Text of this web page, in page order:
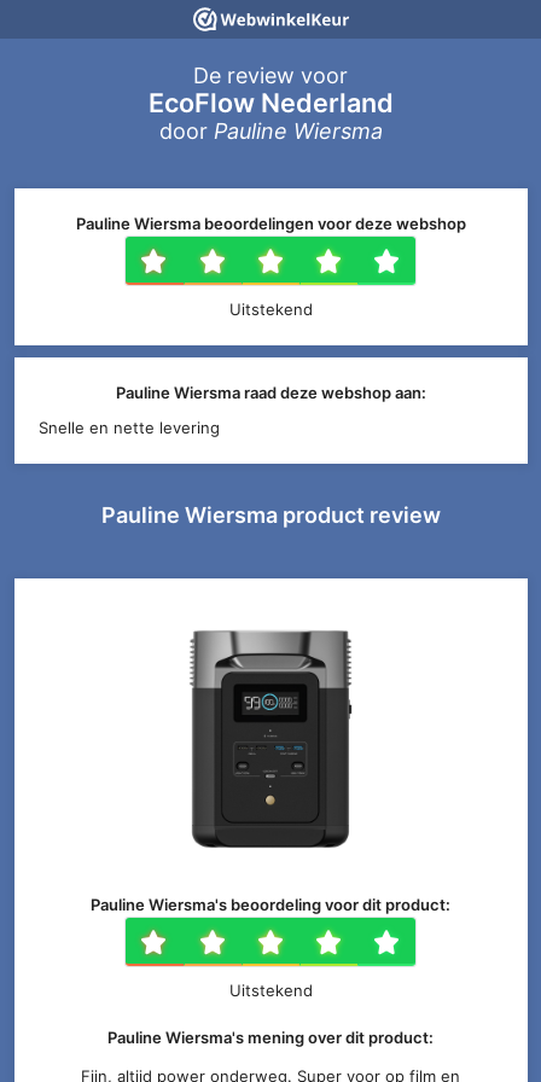
De review voor
EcoFlow Nederland
door Pauline Wiersma
Pauline Wiersma beoordelingen voor deze webshop
4
3 sterren
2 sterren
1 ster
Uitstekend
Pauline Wiersma raad deze webshop aan:
Snelle en nette levering
Pauline Wiersma product review
Pauline Wiersma's beoordeling voor dit product:
4
3 sterren
2 sterren
1 ster
Uitstekend
Pauline Wiersma's mening over dit product:
Fijn, altijd power onderweg. Super voor op film en